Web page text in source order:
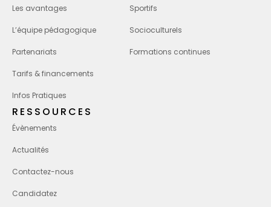
Les avantages
L’équipe pédagogique
Partenariats
Tarifs & financements
Infos Pratiques
Sportifs
Socioculturels
Formations continues
RESSOURCES
Évènements
Actualités
Contactez-nous
Candidatez